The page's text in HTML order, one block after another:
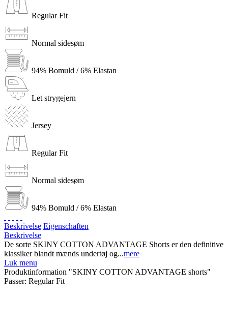
Regular Fit
Normal sidesøm
94% Bomuld / 6% Elastan
Let strygejern
Jersey
Regular Fit
Normal sidesøm
94% Bomuld / 6% Elastan
Beskrivelse Eigenschaften
Beskrivelse
De sorte SKINY COTTON ADVANTAGE Shorts er den definitive
klassiker blandt mænds undertøj og...mere
Luk menu
Produktinformation "SKINY COTTON ADVANTAGE shorts"
Passer: Regular Fit